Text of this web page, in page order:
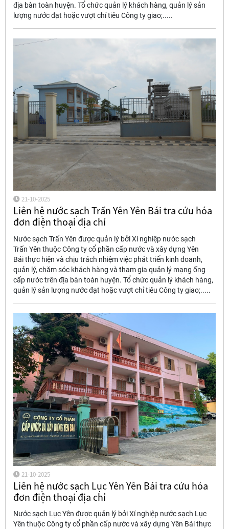
địa bàn toàn huyện. Tổ chức quản lý khách hàng, quản lý sản
lượng nước đạt hoặc vượt chỉ tiêu Công ty giao;.....
21-10-2025
Liên hệ nước sạch Trấn Yên Yên Bái tra cứu hóa
đơn điện thoại địa chỉ
Nước sạch Trấn Yên được quản lý bởi Xí nghiệp nước sạch
Trấn Yên thuộc Công ty cổ phần cấp nước và xây dựng Yên
Bái thực hiện và chịu trách nhiệm việc phát triển kinh doanh,
quản lý, chăm sóc khách hàng và tham gia quản lý mạng ống
cấp nước trên địa bàn toàn huyện. Tổ chức quản lý khách hàng,
quản lý sản lượng nước đạt hoặc vượt chỉ tiêu Công ty giao;.....
21-10-2025
Liên hệ nước sạch Lục Yên Yên Bái tra cứu hóa
đơn điện thoại địa chỉ
Nước sạch Lục Yên được quản lý bởi Xí nghiệp nước sạch Lục
Yên thuộc Công ty cổ phần cấp nước và xây dựng Yên Bái thực